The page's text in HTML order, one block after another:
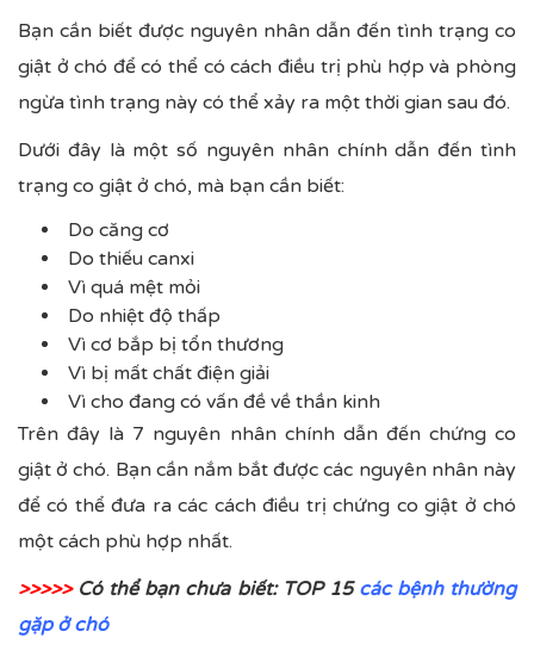
Bạn cần biết được nguyên nhân dẫn đến tình trạng co
giật ở chó để có thể có cách điều trị phù hợp và phòng
ngừa tình trạng này có thể xảy ra một thời gian sau đó.
Dưới đây là một số nguyên nhân chính dẫn đến tình
trạng co giật ở chó, mà bạn cần biết:
Do căng cơ
Do thiếu canxi
Vì quá mệt mỏi
Do nhiệt độ thấp
Vì cơ bắp bị tổn thương
Vì bị mất chất điện giải
Vì cho đang có vấn đề về thần kinh
Trên đây là 7 nguyên nhân chính dẫn đến chứng co
giật ở chó. Bạn cần nắm bắt được các nguyên nhân này
để có thể đưa ra các cách điều trị chứng co giật ở chó
một cách phù hợp nhất.
>>>>>Có thể bạn chưa biết: TOP 15 các bệnh thường
gặp ở chó